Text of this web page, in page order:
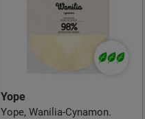
Yope
Yope, Wanilia-Cynamon.